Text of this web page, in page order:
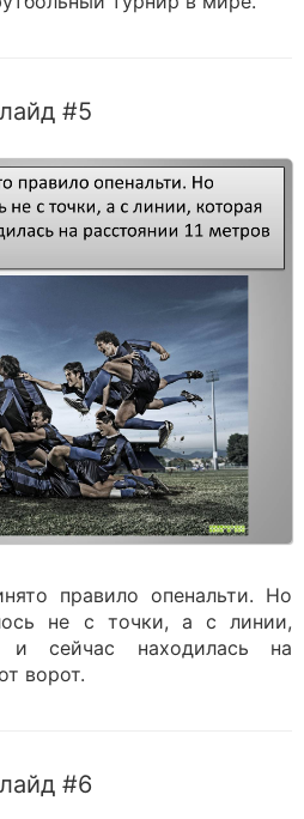
#5
правило опенальти. Но
не с точки, а с линии,
сейчас находилась на
ворот.
#6